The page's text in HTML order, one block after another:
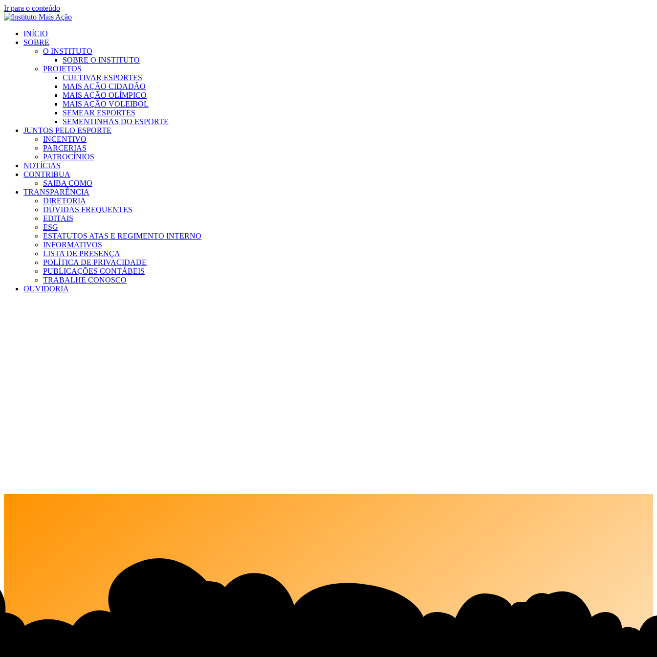
Ir para o conteúdo
INÍCIO
SOBRE
O INSTITUTO
SOBRE O INSTITUTO
PROJETOS
CULTIVAR ESPORTES
MAIS AÇÃO CIDADÃO
MAIS AÇÃO OLÍMPICO
MAIS AÇÃO VOLEIBOL
SEMEAR ESPORTES
SEMENTINHAS DO ESPORTE
JUNTOS PELO ESPORTE
INCENTIVO
PARCERIAS
PATROCÍNIOS
NOTÍCIAS
CONTRIBUA
SAIBA COMO
TRANSPARÊNCIA
DIRETORIA
DÚVIDAS FREQUENTES
EDITAIS
ESG
ESTATUTOS ATAS E REGIMENTO INTERNO
INFORMATIVOS
LISTA DE PRESENÇA
POLÍTICA DE PRIVACIDADE
PUBLICAÇÕES CONTÁBEIS
TRABALHE CONOSCO
OUVIDORIA